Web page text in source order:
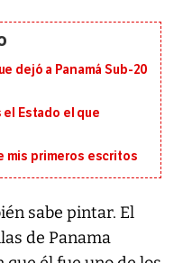
dejó a Panamá Sub-20
Estado el que
mis primeros escritos
sabe pintar. El
de Panama